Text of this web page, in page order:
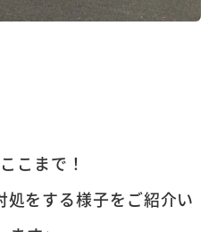
こまで！
をする様子をご紹介い